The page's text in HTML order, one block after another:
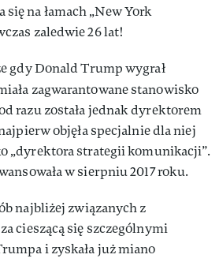
się na łamach „New York
zaledwie 26 lat!
gdy Donald Trump wygrał
zagwarantowane stanowisko
razu została jednak dyrektorem
objęła specjalnie dla niej
„dyrektora strategii komunikacji”.
w sierpniu 2017 roku.
najbliżej związanych z
cieszącą się szczególnymi
i zyskała już miano